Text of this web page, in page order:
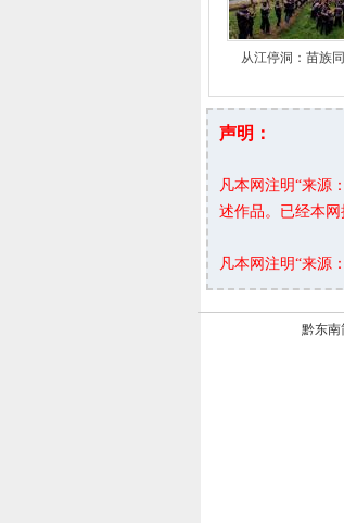
从江停洞：苗族
声明：
凡本网注明“来源
述作品。已经本
凡本网注明“来源
黔东南